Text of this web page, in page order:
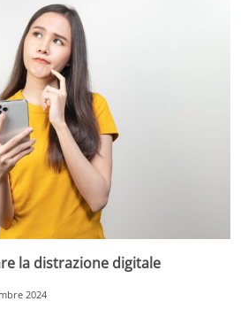
la distrazione digitale
2024